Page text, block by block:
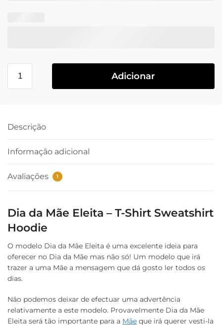
Adicionar
Descrição
Informação adicional
Avaliações 1
Dia da Mãe Eleita – T-Shirt Sweatshirt
Hoodie
O modelo Dia da Mãe Eleita é uma excelente ideia para
oferecer no Dia da Mãe mas não só! Um modelo que irá
trazer a uma Mãe a mensagem que dá gosto ler todos os
dias.
Não podemos deixar de efectuar uma advertência
relativamente a este modelo. Provavelmente Dia da Mãe
Eleita será tão importante para a Mãe que irá querer vesti-la